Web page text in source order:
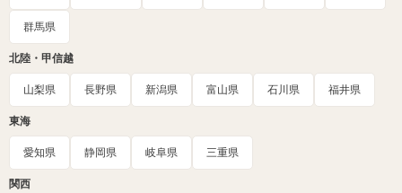
群馬県
北陸・甲信越
山梨県 長野県 新潟県 富山県 石川県 福井県
東海
愛知県 静岡県 岐阜県 三重県
関西